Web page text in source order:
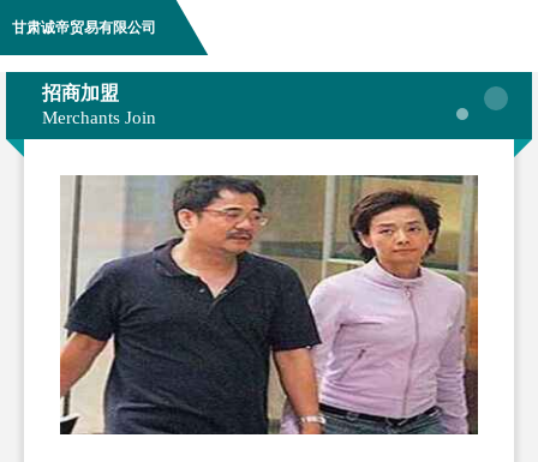
甘肃诚帝贸易有限公司
招商加盟
Merchants Join